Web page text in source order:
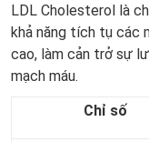
LDL Cholesterol là
khả năng tích tụ các
cao, làm cản trở sự
mạch máu.
Chỉ số